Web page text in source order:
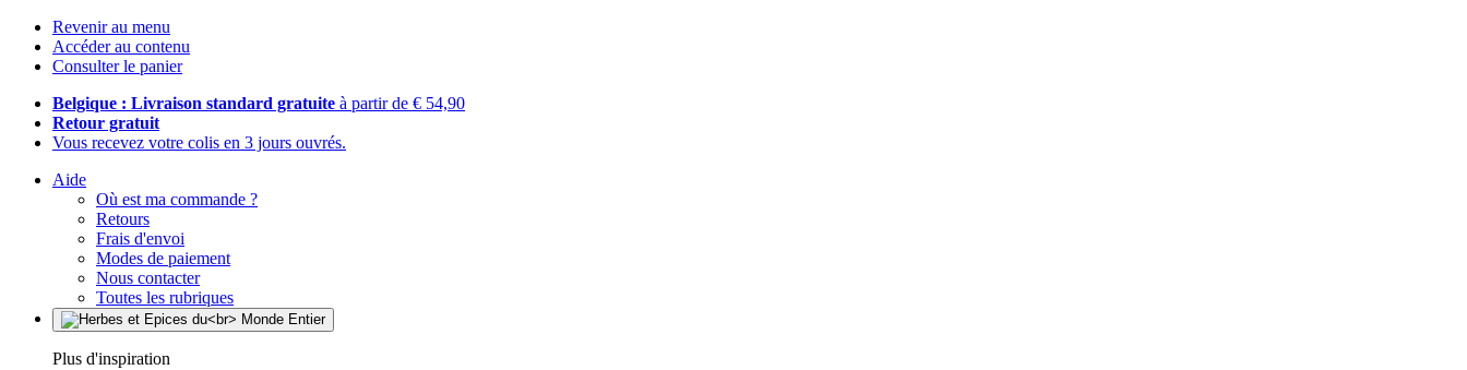
Revenir au menu
Accéder au contenu
Consulter le panier
Belgique : Livraison standard gratuite à partir de € 54,90
Retour gratuit
Vous recevez votre colis en 3 jours ouvrés.
Aide
Où est ma commande ?
Retours
Frais d'envoi
Modes de paiement
Nous contacter
Toutes les rubriques
Plus d'inspiration